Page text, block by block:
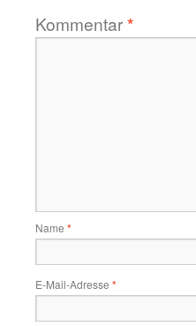
Kommentar*
Name *
E-Mail-Adresse *